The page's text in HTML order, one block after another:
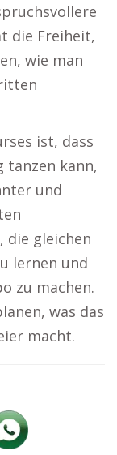
die Freiheit,
wie man
ist, dass
tanzen kann,
und
die gleichen
lernen und
zu machen.
was das
macht.